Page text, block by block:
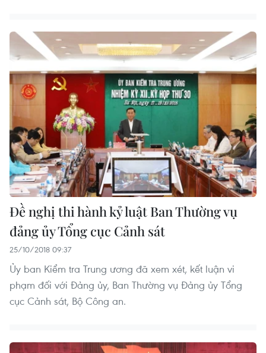
Đề nghị thi hành kỷ luật Ban Thường vụ
đảng ủy Tổng cục Cảnh sát
25/10/2018 09:37
Ủy ban Kiểm tra Trung ương đã xem xét, kết luận vi
phạm đối với Đảng ủy, Ban Thường vụ Đảng ủy Tổng
cục Cảnh sát, Bộ Công an.